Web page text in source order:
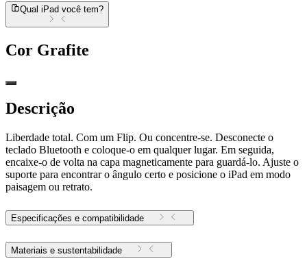
Qual iPad você tem?
Cor Grafite
Descrição
Liberdade total. Com um Flip. Ou concentre-se. Desconecte o
teclado Bluetooth e coloque-o em qualquer lugar. Em seguida,
encaixe-o de volta na capa magneticamente para guardá-lo. Ajuste o
suporte para encontrar o ângulo certo e posicione o iPad em modo
paisagem ou retrato.
Especificações e compatibilidade
Materiais e sustentabilidade